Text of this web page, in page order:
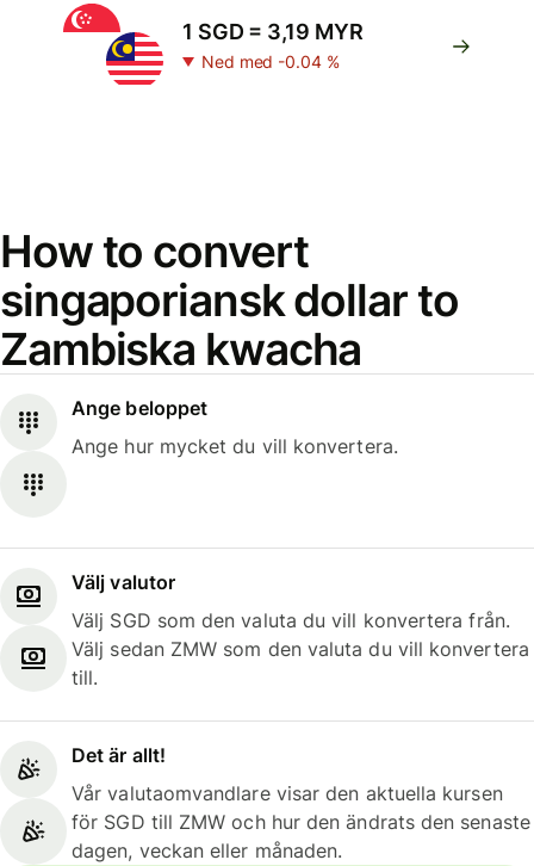
1 SGD = 3,19 MYR
Ned med -0.04 %
How to convert
singaporiansk dollar to
Zambiska kwacha
Ange beloppet
Ange hur mycket du vill konvertera.
Välj valutor
Välj SGD som den valuta du vill konvertera från.
Välj sedan ZMW som den valuta du vill konvertera
till.
Det är allt!
Vår valutaomvandlare visar den aktuella kursen
för SGD till ZMW och hur den ändrats den senaste
dagen, veckan eller månaden.